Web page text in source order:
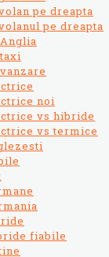
pe dreapta
pe dreapta
noi
vs hibride
vs termice
fiabile